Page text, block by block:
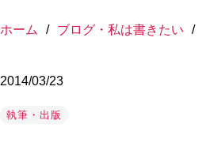
ホーム / ブログ・私は書きたい /
2014/03/23
執筆・出版